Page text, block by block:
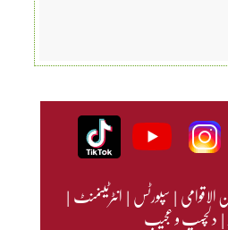
الاقوامی|سپورٹس|انٹرٹینمنٹ|
|دلچسپ و عجیب